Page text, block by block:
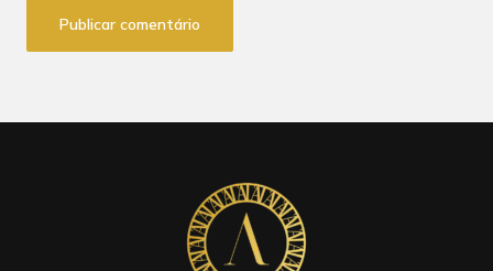
Publicar comentário